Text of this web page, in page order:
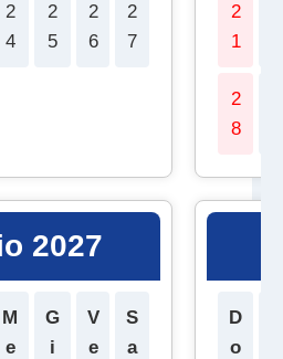
2
4
2
5
2
6
2
7
2
1
2
8
2027
M
e
G
i
V
e
S
a
D
o